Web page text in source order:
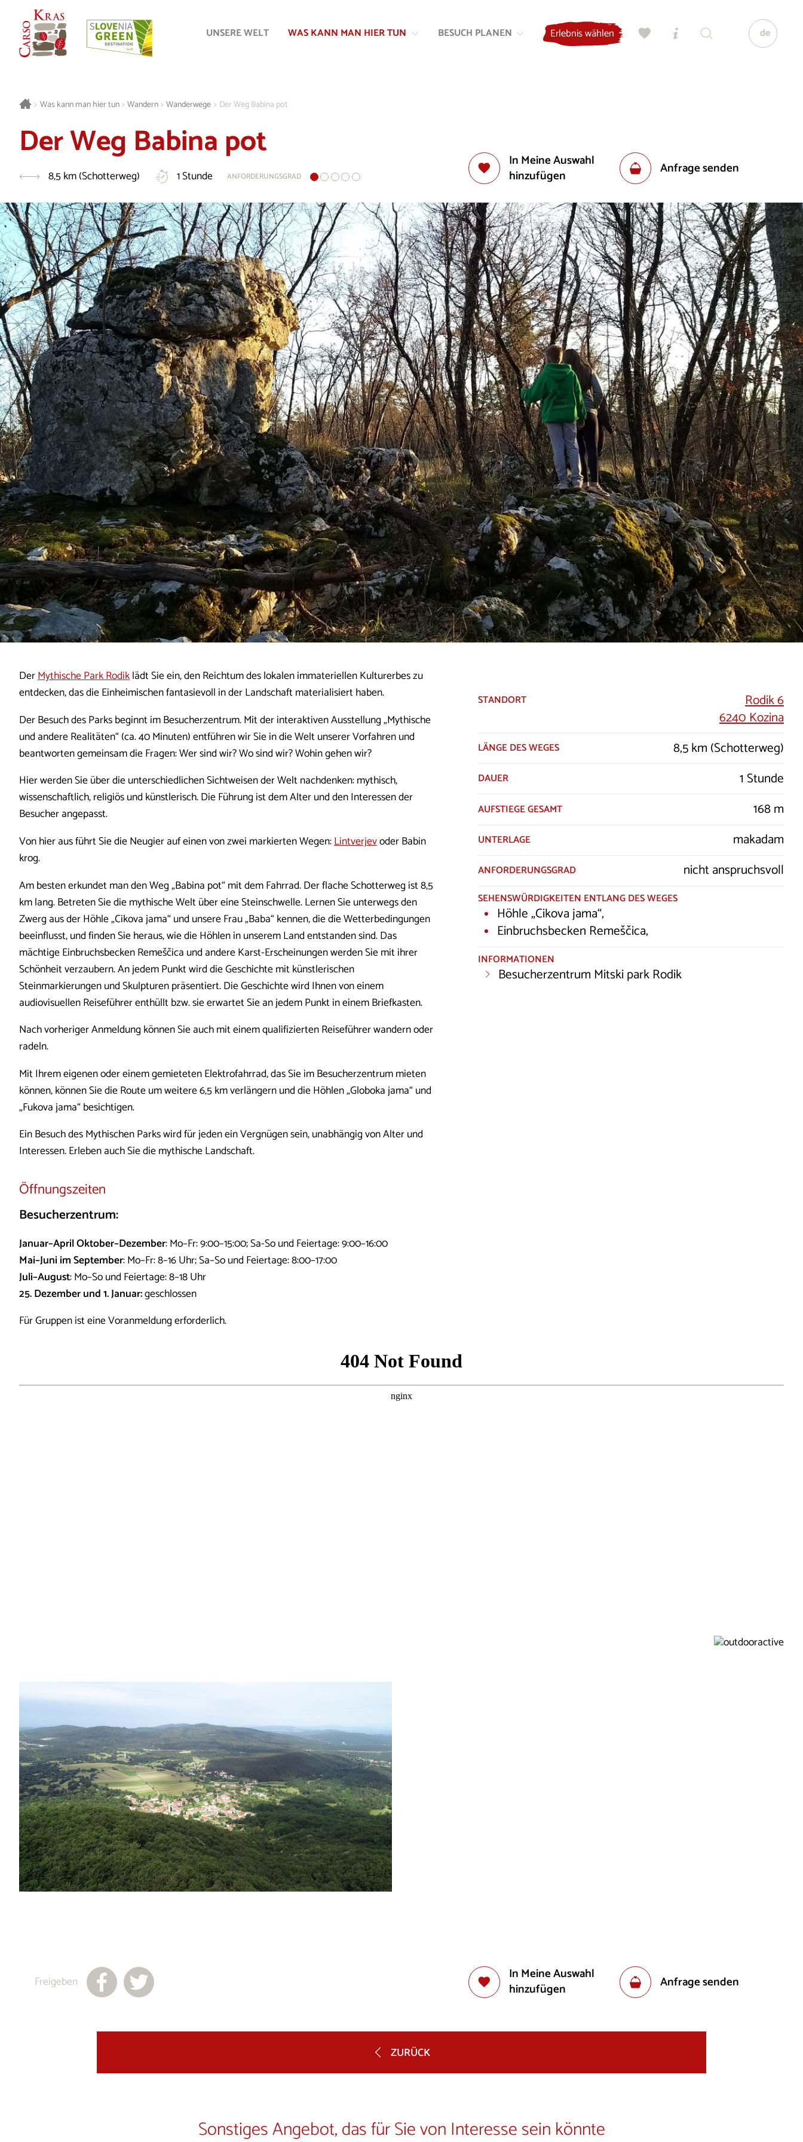
Inhalt
Navigation
UNSERE WELT WAS KANN MAN HIER TUN BESUCH PLANEN Erlebnis wählen de
> Was kann man hier tun > Wandern > Wanderwege > Der Weg Babina pot
Der Weg Babina pot
8,5 km (Schotterweg) 1 Stunde ANFORDERUNGSGRAD
In Meine Auswahl
hinzufügen
Anfrage senden
DerMythische Park Rodiklädt Sie ein, den Reichtum des lokalen immateriellen Kulturerbes zu
entdecken, das die Einheimischen fantasievoll in der Landschaft materialisiert haben.
Der Besuch des Parks beginnt im Besucherzentrum. Mit der interaktiven Ausstellung „Mythische
und andere Realitäten“ (ca. 40 Minuten) entführen wir Sie in die Welt unserer Vorfahren und
beantworten gemeinsam die Fragen: Wer sind wir? Wo sind wir? Wohin gehen wir?
Hier werden Sie über die unterschiedlichen Sichtweisen der Welt nachdenken: mythisch,
wissenschaftlich, religiös und künstlerisch. Die Führung ist dem Alter und den Interessen der
Besucher angepasst.
Von hier aus führt Sie die Neugier auf einen von zwei markierten Wegen:Lintverjevoder Babin
krog.
Am besten erkundet man den Weg „Babina pot“ mit dem Fahrrad. Der flache Schotterweg ist 8,5
km lang. Betreten Sie die mythische Welt über eine Steinschwelle. Lernen Sie unterwegs den
Zwerg aus der Höhle „Cikova jama“ und unsere Frau „Baba“ kennen, die die Wetterbedingungen
beeinflusst, und finden Sie heraus, wie die Höhlen in unserem Land entstanden sind. Das
mächtige Einbruchsbecken Remeščica und andere Karst-Erscheinungen werden Sie mit ihrer
Schönheit verzaubern. An jedem Punkt wird die Geschichte mit künstlerischen
Steinmarkierungen und Skulpturen präsentiert. Die Geschichte wird Ihnen von einem
audiovisuellen Reiseführer enthüllt bzw. sie erwartet Sie an jedem Punkt in einem Briefkasten.
Nach vorheriger Anmeldung können Sie auch mit einem qualifizierten Reiseführer wandern oder
radeln.
Mit Ihrem eigenen oder einem gemieteten Elektrofahrrad, das Sie im Besucherzentrum mieten
können, können Sie die Route um weitere 6,5 km verlängern und die Höhlen „Globoka jama“ und
„Fukova jama“ besichtigen.
Ein Besuch des Mythischen Parks wird für jeden ein Vergnügen sein, unabhängig von Alter und
Interessen. Erleben auch Sie die mythische Landschaft.
Öffnungszeiten
Besucherzentrum:
Januar–April Oktober–Dezember: Mo–Fr: 9:00–15:00; Sa-So und Feiertage: 9:00–16:00
Mai–Juni im September: Mo–Fr: 8–16 Uhr; Sa–So und Feiertage: 8:00–17:00
Juli–August: Mo–So und Feiertage: 8–18 Uhr
25. Dezember und 1. Januar:geschlossen
Für Gruppen ist eine Voranmeldung erforderlich.
STANDORT
Rodik 6
6240 Kozina
LÄNGE DES WEGES 8,5 km (Schotterweg)
DAUER 1 Stunde
AUFSTIEGE GESAMT 168 m
UNTERLAGE makadam
ANFORDERUNGSGRAD nicht anspruchsvoll
SEHENSWÜRDIGKEITEN ENTLANG DES WEGES
Höhle „Cikova jama“,
Einbruchsbecken Remeščica,
INFORMATIONEN
Besucherzentrum Mitski park Rodik
In Meine Auswahl
hinzufügen
Anfrage senden
Freigeben
ZURÜCK
Sonstiges Angebot, das für Sie von Interesse sein könnte